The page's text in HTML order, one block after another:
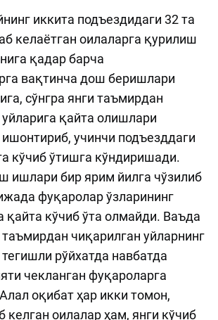
иккита подъездидаги 32 та
келаётган оилаларга қурилиш
қадар барча
вақтинча дош беришлари
сўнгра янги таъмирдан
уйларига қайта олишлари
учинчи подъезддаги
кўчиб ўтишга кўндиришади.
ишлари бир ярим йилга чўзилиб
фуқаролар ўзларининг
қайта кўчиб ўта олмайди. Ваъда
таъмирдан чиқарилган уйларнинг
рўйхатда навбатда
чекланган фуқароларга
оқибат ҳар икки томон,
келган оилалар ҳам, янги кўчиб